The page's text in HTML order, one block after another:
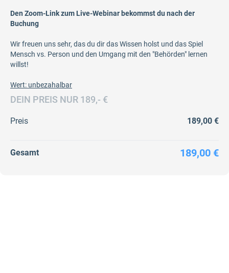
Den Zoom-Link zum Live-Webinar bekommst du nach der
Buchung
Wir freuen uns sehr, das du dir das Wissen holst und das Spiel
Mensch vs. Person und den Umgang mit den "Behörden" lernen
willst!
Wert: unbezahalbar
DEIN PREIS NUR 189,- €
Preis 189,00 €
Gesamt 189,00 €